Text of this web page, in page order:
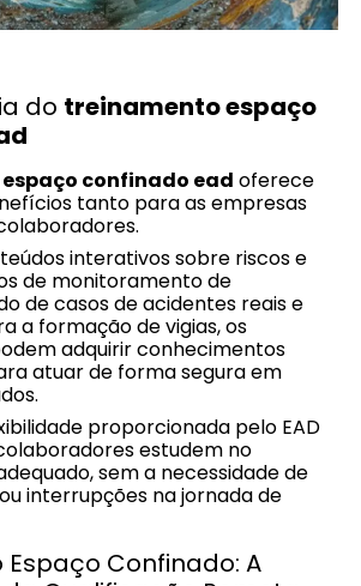
do treinamento espaço
confinado ead oferece
tanto para as empresas
interativos sobre riscos e
de monitoramento de
de casos de acidentes reais e
a formação de vigias, os
adquirir conhecimentos
atuar de forma segura em
proporcionada pelo EAD
estudem no
sem a necessidade de
interrupções na jornada de
Confinado: A